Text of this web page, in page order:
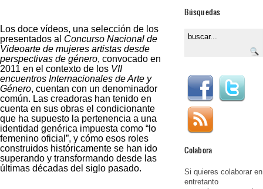
Los doce vídeos, una selección de los
presentados al Concurso Nacional de
Videoarte de mujeres artistas desde
perspectivas de género, convocado en
2011 en el contexto de los VII
encuentros Internacionales de Arte y
Género, cuentan con un denominador
común. Las creadoras han tenido en
cuenta en sus obras el condicionante
que ha supuesto la pertenencia a una
identidad genérica impuesta como “lo
femenino oficial”, y cómo esos roles
construidos históricamente se han ido
superando y transformando desde las
últimas décadas del siglo pasado.
Búsquedas
Colabora
Si quieres colaborar en
entretanto